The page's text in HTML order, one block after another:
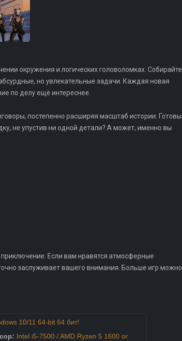
окружения и логических головоломках. Собирайте
но увлекательные задачи. Каждая новая
по делу ещё интереснее.
постепенно расширяя масштаб истории. Готовы
не упустив ни одной детали? А может, именно вы
Если вам нравятся атмосферные
заслуживает вашего внимания. Больше игр можно
10/11 64-bit 64 бит!
Intel i5-7500 / AMD Ryzen 5 1600 or